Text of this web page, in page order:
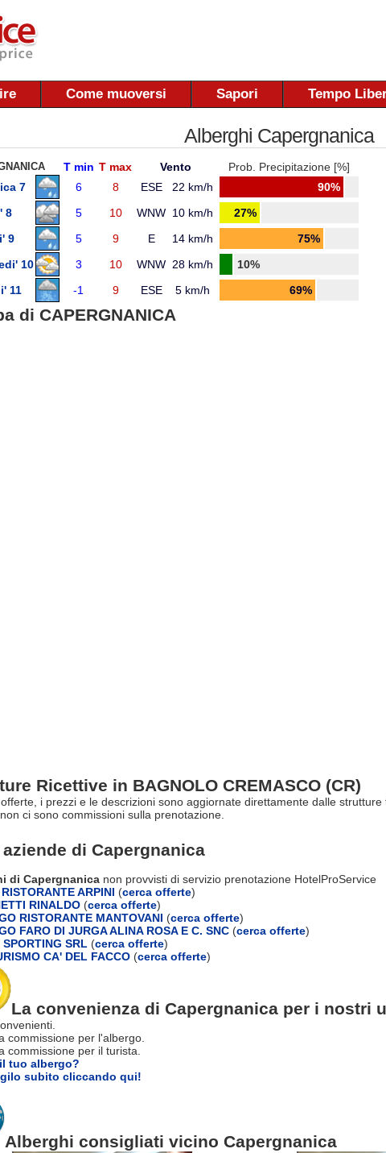
Come muoversi Sapori Tempo
Alberghi Capergnanica
T min T max Vento
Prob. Precipitazione [%]
7
6 8 ESE 22 km/h
90%
8
5 10 WNW 10 km/h
27%
9
5 9 E 14 km/h
75%
10
3 10 WNW 28 km/h
10%
11
-1 9 ESE 5 km/h 69%
di CAPERGNANICA
Ricettive in BAGNOLO CREMASCO (CR)
i prezzi e le descrizioni sono aggiornate direttamente dalle strutture
ci sono commissioni sulla prenotazione.
di Capergnanica
di Capergnanica non provvisti di servizio prenotazione HotelProService
ARPINI (cerca offerte)
RINALDO (cerca offerte)
RISTORANTE MANTOVANI (cerca offerte)
FARO DI JURGA ALINA ROSA E C. SNC (cerca offerte)
SRL (cerca offerte)
CA' DEL FACCO (cerca offerte)
La convenienza di Capergnanica per i nostri
commissione per l'albergo.
commissione per il turista.
tuo albergo?
subito cliccando qui!
Alberghi consigliati vicino Capergnanica